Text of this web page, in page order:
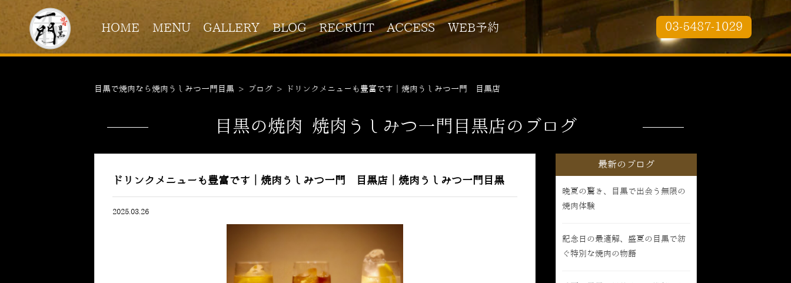
HOME MENU GALLERY BLOG RECRUIT ACCESS WEB予約 03-5487-1029
目黒で焼肉なら焼肉うしみつ一門目黒 > ブログ > ドリンクメニューも豊富です｜焼肉うしみつ一門 目黒店
目黒の焼肉 焼肉うしみつ一門目黒店のブログ
ドリンクメニューも豊富です｜焼肉うしみつ一門 目黒店｜焼肉うしみつ一門目黒
2025.03.26
最新のブログ
晩夏の驚き、目黒で出会う無限の
焼肉体験
記念日の最適解、盛夏の目黒で紡
ぐ特別な焼肉の物語